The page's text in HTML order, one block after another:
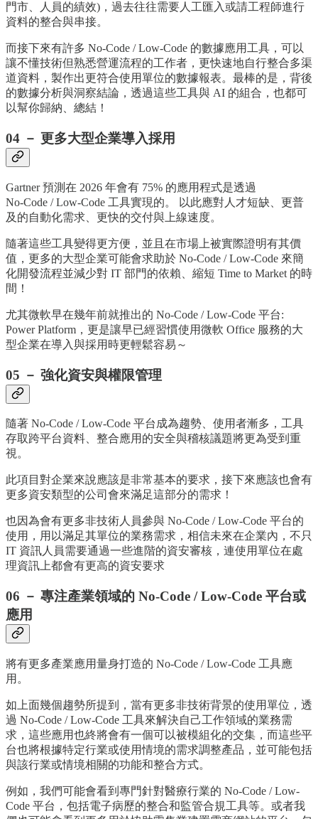
門市、人員的績效)，過去往往需要人工匯入或請工程師進行
資料的整合與串接。
而接下來有許多 No-Code / Low-Code 的數據應用工具，可以
讓不懂技術但熟悉營運流程的工作者，更快速地自行整合多渠
道資料，製作出更符合使用單位的數據報表。最棒的是，背後
的數據分析與洞察結論，透過這些工具與 AI 的組合，也都可
以幫你歸納、總結！
04 － 更多大型企業導入採用
Gartner 預測在 2026 年會有 75% 的應用程式是透過
No-Code / Low-Code 工具實現的。 以此應對人才短缺、更普
及的自動化需求、更快的交付與上線速度。
隨著這些工具變得更方便，並且在市場上被實際證明有其價
值，更多的大型企業可能會求助於 No-Code / Low-Code 來簡
化開發流程並減少對 IT 部門的依賴、縮短 Time to Market 的時
間！
尤其微軟早在幾年前就推出的 No-Code / Low-Code 平台:
Power Platform，更是讓早已經習慣使用微軟 Office 服務的大
型企業在導入與採用時更輕鬆容易～
05 － 強化資安與權限管理
隨著 No-Code / Low-Code 平台成為趨勢、使用者漸多，工具
存取跨平台資料、整合應用的安全與稽核議題將更為受到重
視。
此項目對企業來說應該是非常基本的要求，接下來應該也會有
更多資安類型的公司會來滿足這部分的需求！
也因為會有更多非技術人員參與 No-Code / Low-Code 平台的
使用，用以滿足其單位的業務需求，相信未來在企業內，不只
IT 資訊人員需要通過一些進階的資安審核，連使用單位在處
理資訊上都會有更高的資安要求
06 － 專注產業領域的 No-Code / Low-Code 平台或
應用
將有更多產業應用量身打造的 No-Code / Low-Code 工具應
用。
如上面幾個趨勢所提到，當有更多非技術背景的使用單位，透
過 No-Code / Low-Code 工具來解決自己工作領域的業務需
求，這些應用也終將會有一個可以被模組化的交集，而這些平
台也將根據特定行業或使用情境的需求調整產品，並可能包括
與該行業或情境相關的功能和整合方式。
例如，我們可能會看到專門針對醫療行業的 No-Code / Low-
Code 平台，包括電子病歷的整合和監管合規工具等。或者我